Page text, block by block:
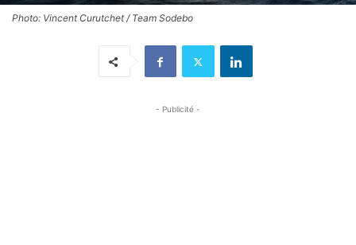
Photo: Vincent Curutchet / Team Sodebo
- Publicité -